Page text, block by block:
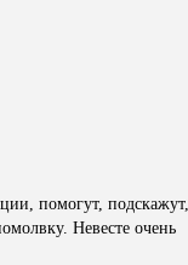
помогут, подскажут,
Невесте очень